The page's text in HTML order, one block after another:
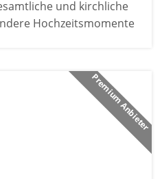
und kirchliche
Hochzeitsmomente
Premium Anbieter